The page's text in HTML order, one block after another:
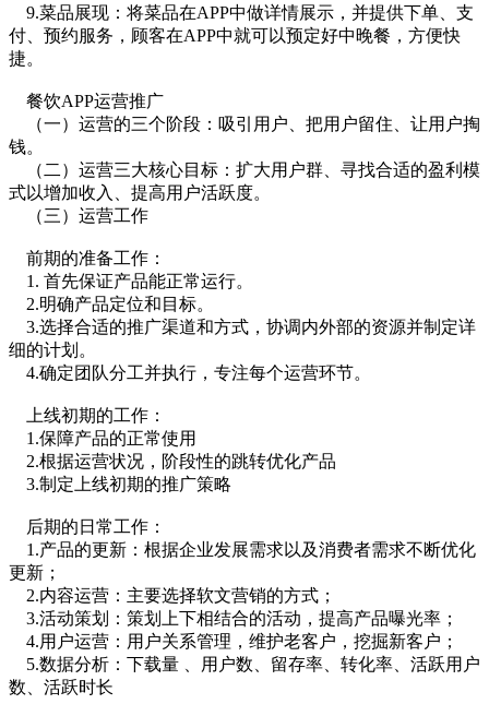
9.菜品展现：将菜品在APP中做详情展示，并提供下单、支
付、预约服务，顾客在APP中就可以预定好中晚餐，方便快
捷。
餐饮APP运营推广
（一）运营的三个阶段：吸引用户、把用户留住、让用户掏
钱。
（二）运营三大核心目标：扩大用户群、寻找合适的盈利模
式以增加收入、提高用户活跃度。
（三）运营工作
前期的准备工作：
1. 首先保证产品能正常运行。
2.明确产品定位和目标。
3.选择合适的推广渠道和方式，协调内外部的资源并制定详
细的计划。
4.确定团队分工并执行，专注每个运营环节。
上线初期的工作：
1.保障产品的正常使用
2.根据运营状况，阶段性的跳转优化产品
3.制定上线初期的推广策略
后期的日常工作：
1.产品的更新：根据企业发展需求以及消费者需求不断优化
更新；
2.内容运营：主要选择软文营销的方式；
3.活动策划：策划上下相结合的活动，提高产品曝光率；
4.用户运营：用户关系管理，维护老客户，挖掘新客户；
5.数据分析：下载量 、用户数、留存率、转化率、活跃用户
数、活跃时长